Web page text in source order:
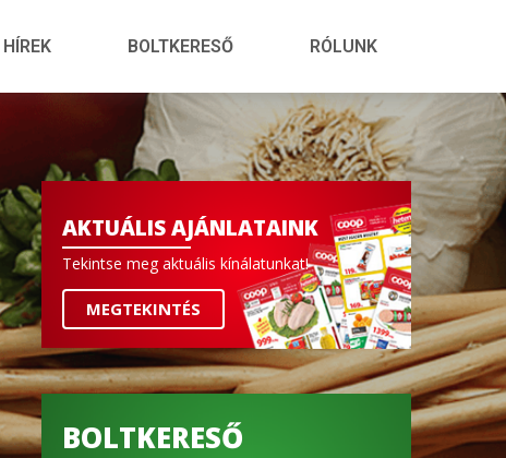
HÍREK BOLTKERESŐ RÓLUNK
AKTUÁLIS AJÁNLATAINK
Tekintse meg aktuális kínálatunkat!
MEGTEKINTÉS
BOLTKERESŐ